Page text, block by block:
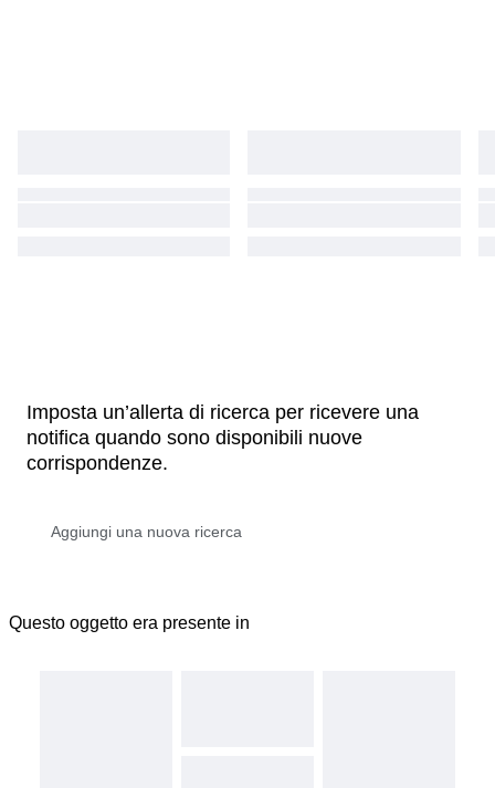
Imposta un’allerta di ricerca per ricevere una
notifica quando sono disponibili nuove
corrispondenze.
Questo oggetto era presente in